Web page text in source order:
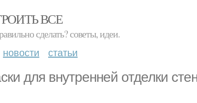
ВСЕ
сделать? советы, идеи.
новости статьи
для внутренней отделки